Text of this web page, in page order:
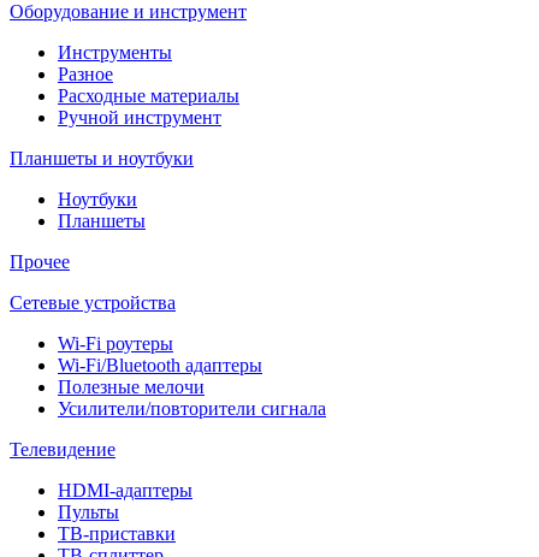
Оборудование и инструмент
Инструменты
Разное
Расходные материалы
Ручной инструмент
Планшеты и ноутбуки
Ноутбуки
Планшеты
Прочее
Сетевые устройства
Wi-Fi роутеры
Wi-Fi/Bluetooth адаптеры
Полезные мелочи
Усилители/повторители сигнала
Телевидение
HDMI-адаптеры
Пульты
ТВ-приставки